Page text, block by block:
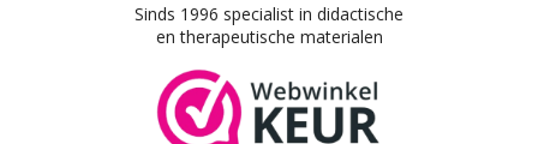
Sinds 1996 specialist in didactische
en therapeutische materialen